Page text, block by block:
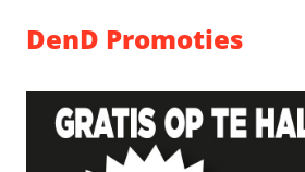
DenD Promoties